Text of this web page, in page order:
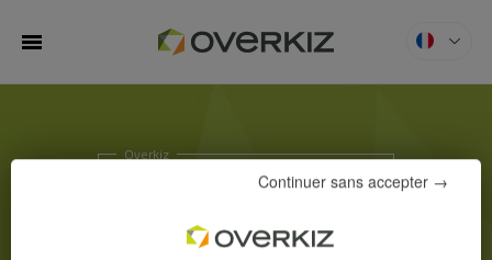
MENU
Overkiz
ACTUS & SALONS
Continuer sans accepter →